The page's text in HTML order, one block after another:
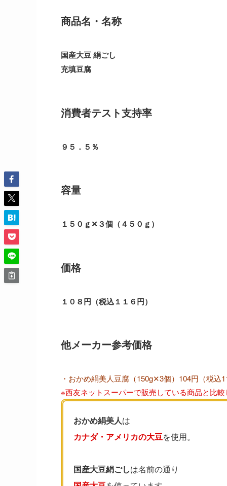
商品名・名称
国産大豆 絹ごし
充填豆腐
消費者テスト支持率
９５．５％
容量
１５０ｇ✕３個（４５０ｇ）
価格
１０８円（税込１１６円）
他メーカー参考価格
・おかめ絹美人豆腐（150g✕3個）104円（税込
※西友ネットスーパーで販売している商品と比
おかめ絹美人は
カナダ・アメリカの大豆を使用。
国産大豆絹ごしは名前の通り